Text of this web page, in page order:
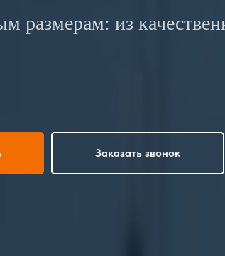
размерам: из
Заказать звонок